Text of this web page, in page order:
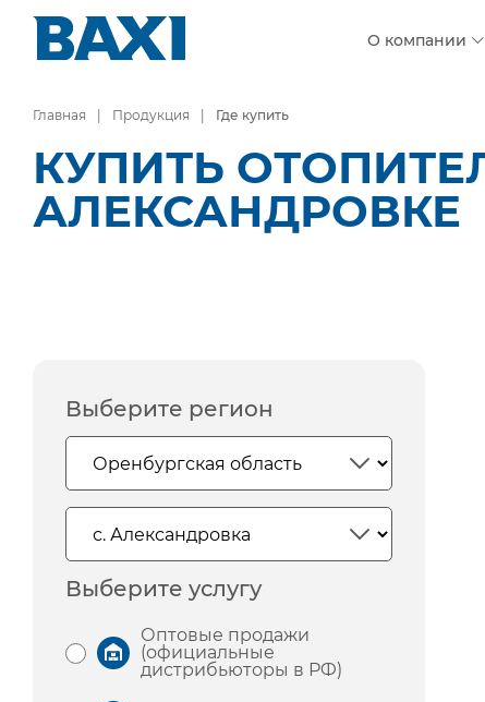
О компании
Главная Продукция Где купить
КУПИТЬ
АЛЕКСАНДРОВКЕ
Выберите регион
Выберите услугу
Оптовые продажи
(официальные
дистрибьюторы в РФ)